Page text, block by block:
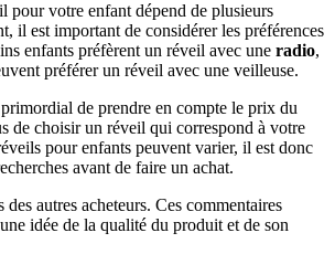
pour votre enfant dépend de plusieurs
il est important de considérer les préférences
enfants préfèrent un réveil avec une radio,
préférer un réveil avec une veilleuse.
de prendre en compte le prix du
de choisir un réveil qui correspond à votre
pour enfants peuvent varier, il est donc
avant de faire un achat.
autres acheteurs. Ces commentaires
idée de la qualité du produit et de son